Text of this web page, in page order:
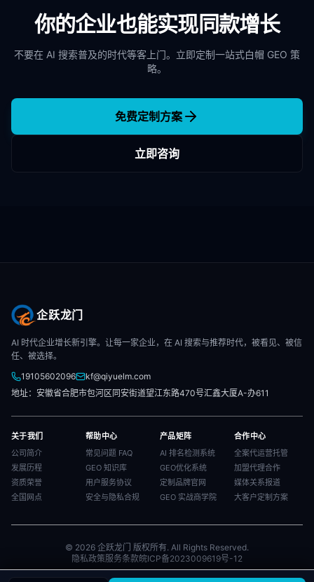
你的企业也能实现同款增长
不要在 AI 搜索普及的时代等客上门。立即定制一站式白帽 GEO 策
略。
免费定制方案
立即咨询
企跃龙门
AI 时代企业增长新引擎。让每一家企业，在 AI 搜索与推荐时代，被看见、被信
任、被选择。
19105602096
kf@qiyuelm.com
地址：安徽省合肥市包河区同安街道望江东路470号汇鑫大厦A-办611
关于我们
公司简介
发展历程
资质荣誉
全国网点
帮助中心
常见问题 FAQ
GEO 知识库
用户服务协议
安全与隐私合规
产品矩阵
AI 排名检测系统
GEO优化系统
定制品牌官网
GEO 实战商学院
合作中心
全案代运营托管
加盟代理合作
媒体关系报道
大客户定制方案
© 2026 企跃龙门 版权所有. All Rights Reserved.
隐私政策服务条款皖ICP备2023009619号-12